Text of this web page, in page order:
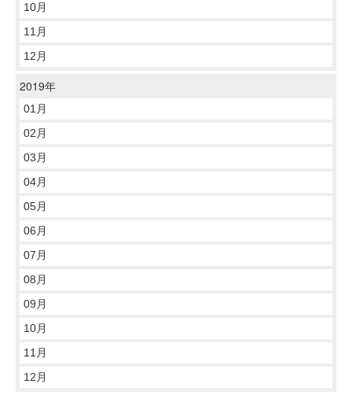
10月
11月
12月
2019年
01月
02月
03月
04月
05月
06月
07月
08月
09月
10月
11月
12月